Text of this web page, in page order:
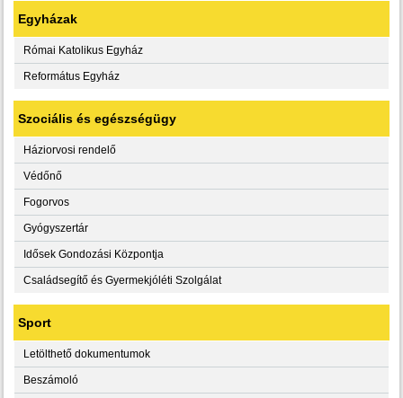
Egyházak
Római Katolikus Egyház
Református Egyház
Szociális és egészségügy
Háziorvosi rendelő
Védőnő
Fogorvos
Gyógyszertár
Idősek Gondozási Központja
Családsegítő és Gyermekjóléti Szolgálat
Sport
Letölthető dokumentumok
Beszámoló